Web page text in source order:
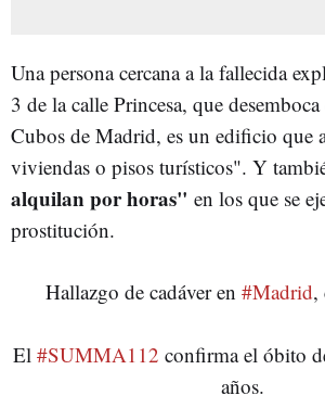
Una persona cercana a la fallecida
3 de la calle Princesa, que
Cubos de Madrid, es un edificio que
viviendas o pisos turísticos". Y
alquilan por horas" en los que se
prostitución.
Hallazgo de cadáver en #Madrid,
El #SUMMA112 confirma el óbito
años.